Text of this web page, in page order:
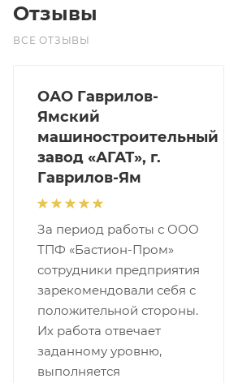
Отзывы
ВСЕ ОТЗЫВЫ
ОАО Гаврилов-
Ямский
машиностроительный
завод «АГАТ», г.
Гаврилов-Ям
За период работы с ООО
ТПФ «Бастион-Пром»
сотрудники предприятия
зарекомендовали себя с
положительной стороны.
Их работа отвечает
заданному уровню,
выполняется